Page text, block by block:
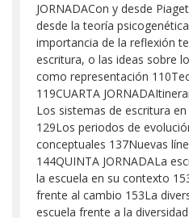
JORNADACon y desde
desde la teoría psicogenética
importancia de la reflexión
escritura, o las ideas sobre
como representación
119CUARTA
Los sistemas de escritura
129Los periodos de
conceptuales 137Nuevas
144QUINTA JORNADALa
la escuela en su contexto
frente al cambio 153La
escuela frente a la diversidad